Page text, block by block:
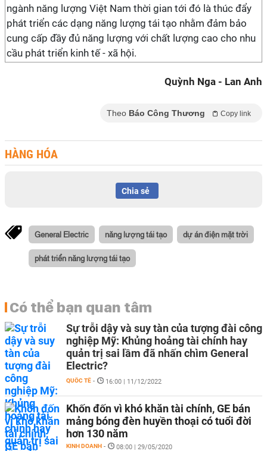
ngành năng lượng Việt Nam thời gian tới đó là thúc đẩy
phát triển các dạng năng lượng tái tạo nhằm đảm bảo
cung cấp đầy đủ năng lượng với chất lượng cao cho nhu
cầu phát triển kinh tế - xã hội.
Quỳnh Nga - Lan Anh
Theo Báo Công Thương Copy link
HÀNG HÓA
Chia sẻ
General Electric năng lượng tái tạo dự án điện mặt trời
phát triển năng lượng tái tạo
Có thể bạn quan tâm
Sự trỗi dậy và suy tàn của tượng đài công
nghiệp Mỹ: Khủng hoảng tài chính hay
quản trị sai lầm đã nhấn chìm General
Electric?
QUỐC TẾ - 16:00 | 11/12/2022
Khốn đốn vì khó khăn tài chính, GE bán
mảng bóng đèn huyền thoại có tuổi đời
hơn 130 năm
KINH DOANH - 08:00 | 29/05/2020